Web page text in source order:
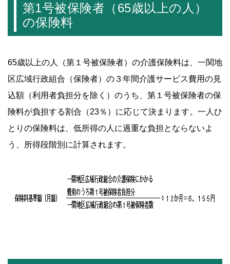
第1号被保険者（65歳以上の人）
の保険料
65歳以上の人（第１号被保険者）の介護保険料は、一関地
区広域行政組合（保険者）の３年間介護サービス費用の見
込額（利用者負担分を除く）のうち、第１号被保険者の保
険料が負担する割合（23％）に応じて決まります。一人ひ
とりの保険料は、低所得の人に過重な負担とならないよ
う、所得段階別に計算されます。